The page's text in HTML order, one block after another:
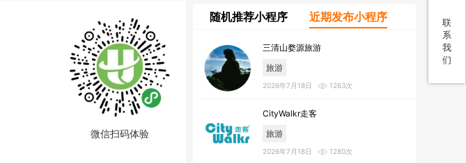
联
系
我
们
微信扫码体验
随机推荐小程序 近期发布小程序
三清山婺源旅游
旅游
2026年7月18日 1263次
CityWalkr走客
旅游
2026年7月18日 1280次